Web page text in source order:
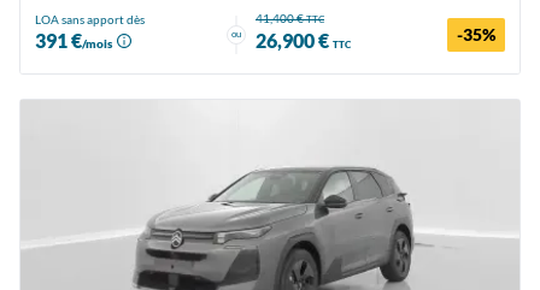
LOA sans apport dès
391 €/mois
ou
41,400 €TTC
26,900 € TTC -35%